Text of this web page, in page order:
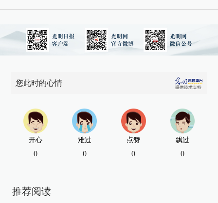
您此时的心情
开心
0
难过
0
点赞
0
飘过
0
推荐阅读